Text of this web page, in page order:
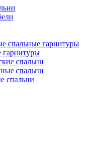
спальные гарнитуры
гарнитуры
спальни
спальни
спальни